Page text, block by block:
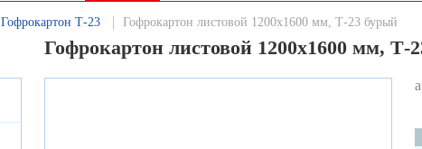
Гофрокартон Т-23 Гофрокартон листовой 1200х1600 мм, Т-23 бурый
Гофрокартон листовой 1200х1600 мм, Т-